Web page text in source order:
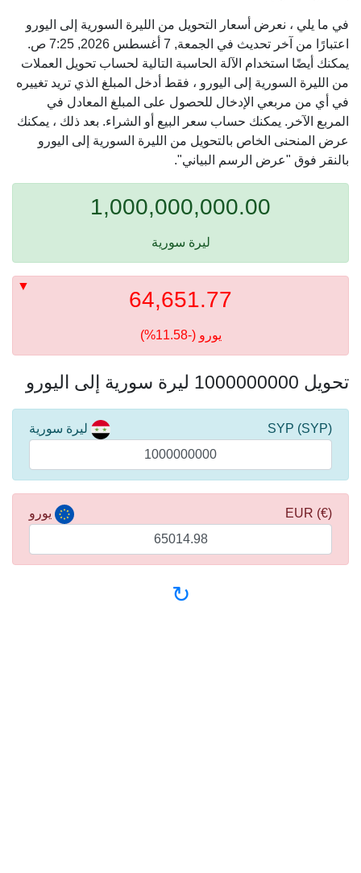
في ما يلي ، نعرض أسعار التحويل من الليرة السورية إلى اليورو
اعتبارًا من آخر تحديث في الجمعة, 7 أغسطس 2026, 7:25 ص.
يمكنك أيضًا استخدام الآلة الحاسبة التالية لحساب تحويل العملات
من الليرة السورية إلى اليورو ، فقط أدخل المبلغ الذي تريد تغييره
في أي من مربعي الإدخال للحصول على المبلغ المعادل في
المربع الآخر. يمكنك حساب سعر البيع أو الشراء. بعد ذلك ، يمكنك
عرض المنحنى الخاص بالتحويل من الليرة السورية إلى اليورو
بالنقر فوق "عرض الرسم البياني".
1,000,000,000.00
ليرة سورية
64,651.77
يورو (-11.58%)
تحويل 1000000000 ليرة سورية إلى اليورو
ليرة سورية (SYP) SYP
يورو (€) EUR
↻